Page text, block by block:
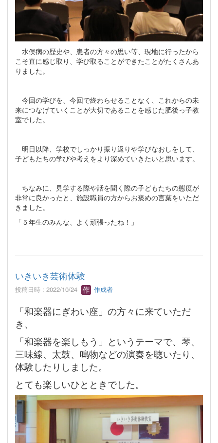
水俣病の歴史や、患者の方々の思い等、現地に行ったから
こそ直に感じ取り、学び取ることができたことがたくさんあ
りました。
今回の学びを、今回で終わらせることなく、これからの未
来につなげていくことが大切であることを感じた肥後っ子教
室でした。
明日以降、学校でしっかり振り返りや学びなおしをして、
子どもたちの学びや考えをより深めていきたいと思います。
ちなみに、見学する際や話を聞く際の子どもたちの態度が
非常に良かったと、施設職員の方からお褒めの言葉をいただ
きました。
「５年生のみんな、よく頑張ったね！」
いきいき芸術体験
投稿日時 : 2022/10/24 作成者
「和楽器にぎわい座」の方々に来ていただ
き、
「和楽器を楽しもう」というテーマで、琴、
三味線、太鼓、鳴物などの演奏を聴いたり、
体験したりしました。
とても楽しいひとときでした。